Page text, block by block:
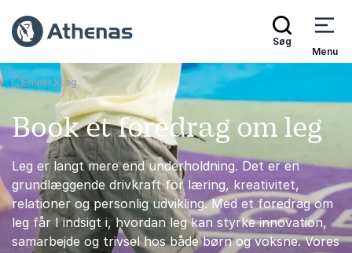
Søg
Menu
Tilbage til forsiden
Emner Leg
Book et foredrag om leg
Leg er langt mere end underholdning. Det er en
grundlæggende drivkraft for læring, kreativitet,
relationer og personlig udvikling. Med et foredrag om
leg får I indsigt i, hvordan leg kan styrke innovation,
samarbejde og trivsel hos både børn og voksne. Vores